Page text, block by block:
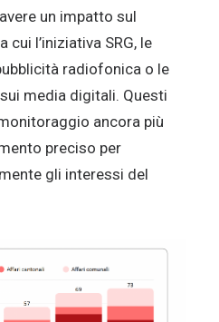
un impatto sul
l’iniziativa SRG, le
radiofonica o le
media digitali. Questi
ancora più
preciso per
gli interessi del